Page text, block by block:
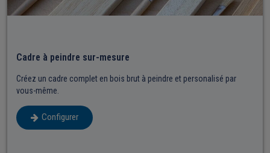
Cadre à peindre sur-mesure​
Créez un cadre complet en bois brut à peindre et personalisé par
vous-même.
Configurer